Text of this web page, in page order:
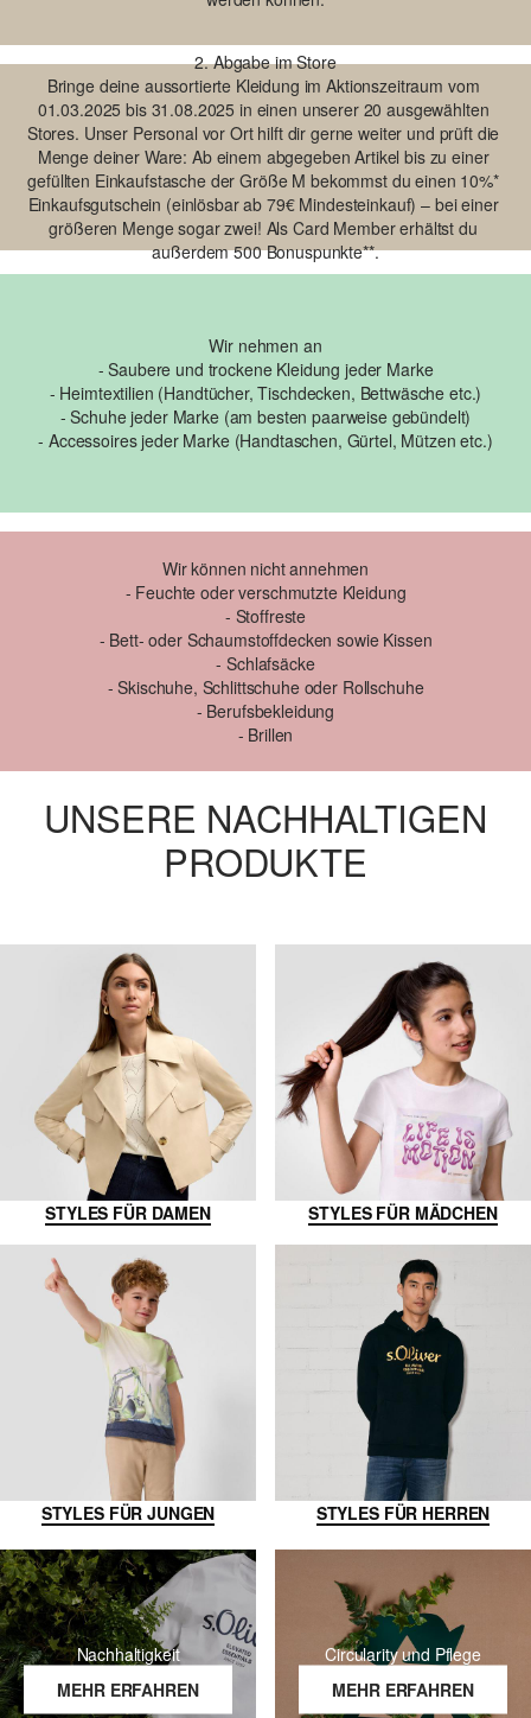
2. Abgabe im Store
Bringe deine aussortierte Kleidung im Aktionszeitraum vom
01.03.2025 bis 31.08.2025 in einen unserer 20 ausgewählten
Stores. Unser Personal vor Ort hilft dir gerne weiter und prüft die
Menge deiner Ware: Ab einem abgegeben Artikel bis zu einer
gefüllten Einkaufstasche der Größe M bekommst du einen 10%*
Einkaufsgutschein (einlösbar ab 79€ Mindesteinkauf) – bei einer
größeren Menge sogar zwei! Als Card Member erhältst du
außerdem 500 Bonuspunkte**.
- Saubere und trockene Kleidung jeder Marke
- Heimtextilien (Handtücher, Tischdecken, Bettwäsche etc.)
- Schuhe jeder Marke (am besten paarweise gebündelt)
- Accessoires jeder Marke (Handtaschen, Gürtel, Mützen etc.)
- Feuchte oder verschmutzte Kleidung
- Stoffreste
- Bett- oder Schaumstoffdecken sowie Kissen
- Schlafsäcke
- Skischuhe, Schlittschuhe oder Rollschuhe
- Berufsbekleidung
- Brillen
UNSERE NACHHALTIGEN
PRODUKTE
STYLES FÜR DAMEN STYLES FÜR MÄDCHEN
STYLES FÜR JUNGEN STYLES FÜR HERREN
Nachhaltigkeit
MEHR ERFAHREN
Circularity und Pflege
MEHR ERFAHREN